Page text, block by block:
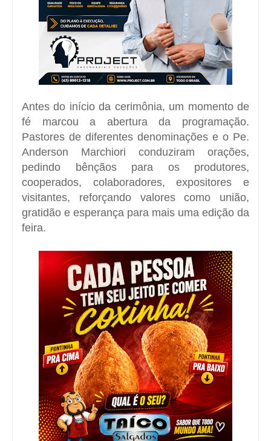
Antes do início da cerimônia, um momento de
fé marcou a abertura da programação.
Pastores de diferentes denominações e o Pe.
Anderson Marchiori conduziram orações,
pedindo bênçãos para os produtores,
cooperados, colaboradores, expositores e
visitantes, reforçando valores como união,
gratidão e esperança para mais uma edição da
feira.